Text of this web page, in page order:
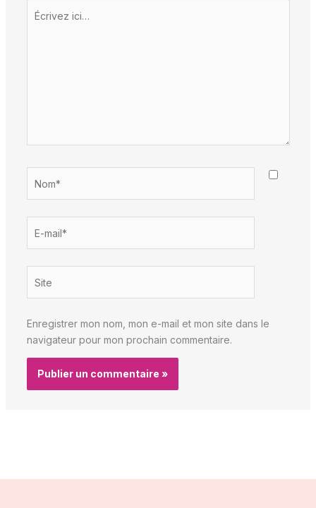
Écrivez
ici…
mail*
Enregistrer mon nom, mon e-mail et mon site dans le
navigateur pour mon prochain commentaire.